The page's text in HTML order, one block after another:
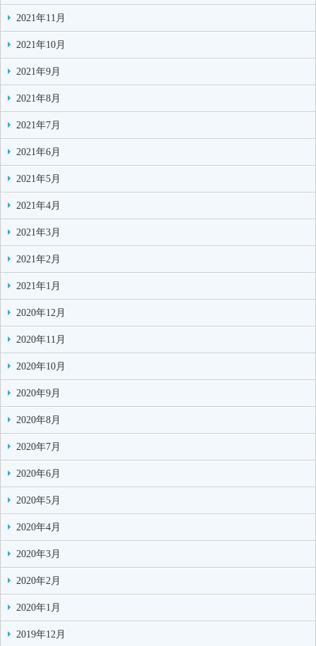
2021年11月
2021年10月
2021年9月
2021年8月
2021年7月
2021年6月
2021年5月
2021年4月
2021年3月
2021年2月
2021年1月
2020年12月
2020年11月
2020年10月
2020年9月
2020年8月
2020年7月
2020年6月
2020年5月
2020年4月
2020年3月
2020年2月
2020年1月
2019年12月